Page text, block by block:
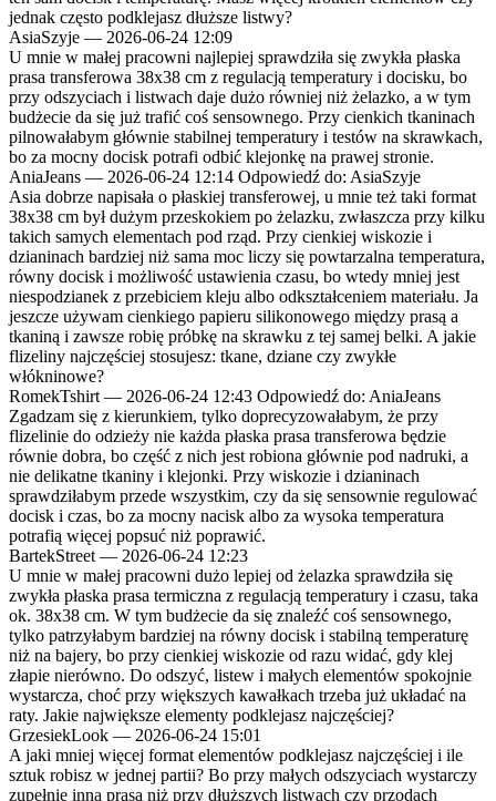
jednak często podklejasz dłuższe listwy?
AsiaSzyje — 2026-06-24 12:09
U mnie w małej pracowni najlepiej sprawdziła się zwykła płaska
prasa transferowa 38x38 cm z regulacją temperatury i docisku, bo
przy odszyciach i listwach daje dużo równiej niż żelazko, a w tym
budżecie da się już trafić coś sensownego. Przy cienkich tkaninach
pilnowałabym głównie stabilnej temperatury i testów na skrawkach,
bo za mocny docisk potrafi odbić klejonkę na prawej stronie.
AniaJeans — 2026-06-24 12:14 Odpowiedź do: AsiaSzyje
Asia dobrze napisała o płaskiej transferowej, u mnie też taki format
38x38 cm był dużym przeskokiem po żelazku, zwłaszcza przy kilku
takich samych elementach pod rząd. Przy cienkiej wiskozie i
dzianinach bardziej niż sama moc liczy się powtarzalna temperatura,
równy docisk i możliwość ustawienia czasu, bo wtedy mniej jest
niespodzianek z przebiciem kleju albo odkształceniem materiału. Ja
jeszcze używam cienkiego papieru silikonowego między prasą a
tkaniną i zawsze robię próbkę na skrawku z tej samej belki. A jakie
flizeliny najczęściej stosujesz: tkane, dziane czy zwykłe
włókninowe?
RomekTshirt — 2026-06-24 12:43 Odpowiedź do: AniaJeans
Zgadzam się z kierunkiem, tylko doprecyzowałabym, że przy
flizelinie do odzieży nie każda płaska prasa transferowa będzie
równie dobra, bo część z nich jest robiona głównie pod nadruki, a
nie delikatne tkaniny i klejonki. Przy wiskozie i dzianinach
sprawdziłabym przede wszystkim, czy da się sensownie regulować
docisk i czas, bo za mocny nacisk albo za wysoka temperatura
potrafią więcej popsuć niż poprawić.
BartekStreet — 2026-06-24 12:23
U mnie w małej pracowni dużo lepiej od żelazka sprawdziła się
zwykła płaska prasa termiczna z regulacją temperatury i czasu, taka
ok. 38x38 cm. W tym budżecie da się znaleźć coś sensownego,
tylko patrzyłabym bardziej na równy docisk i stabilną temperaturę
niż na bajery, bo przy cienkiej wiskozie od razu widać, gdy klej
złapie nierówno. Do odszyć, listew i małych elementów spokojnie
wystarcza, choć przy większych kawałkach trzeba już układać na
raty. Jakie największe elementy podklejasz najczęściej?
GrzesiekLook — 2026-06-24 15:01
A jaki mniej więcej format elementów podklejasz najczęściej i ile
sztuk robisz w jednej partii? Bo przy małych odszyciach wystarczy
zupełnie inna prasa niż przy dłuższych listwach czy przodach